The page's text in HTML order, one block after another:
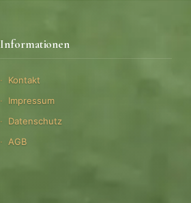
Informationen
Kontakt
Impressum
Datenschutz
AGB